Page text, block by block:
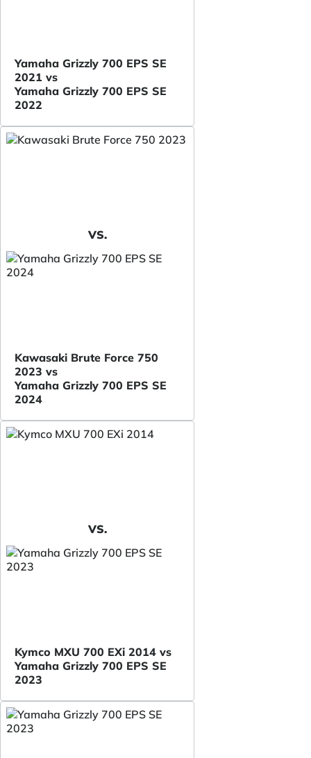
Yamaha Grizzly 700 EPS SE
2021 vs
Yamaha Grizzly 700 EPS SE
2022
VS.
Kawasaki Brute Force 750
2023 vs
Yamaha Grizzly 700 EPS SE
2024
VS.
Kymco MXU 700 EXi 2014 vs
Yamaha Grizzly 700 EPS SE
2023